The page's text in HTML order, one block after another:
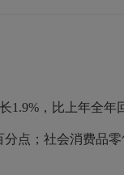
，比上年全年
分点；社会消费品